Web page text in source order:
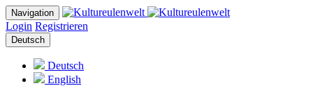
Navigation
Login Registrieren
Deutsch
Deutsch
English